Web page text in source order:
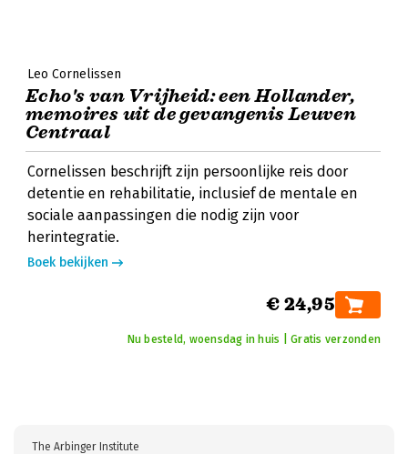
Leo Cornelissen
Echo's van Vrijheid: een Hollander,
memoires uit de gevangenis Leuven
Centraal
Cornelissen beschrijft zijn persoonlijke reis door
detentie en rehabilitatie, inclusief de mentale en
sociale aanpassingen die nodig zijn voor
herintegratie.
Boek bekijken
€ 24,95
Nu besteld, woensdag in huis | Gratis verzonden
The Arbinger Institute